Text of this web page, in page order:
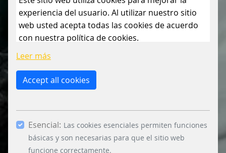
experiencia del usuario. Al utilizar nuestro sitio
web usted acepta todas las cookies de acuerdo
con nuestra política de cookies.
Leer más
Accept all cookies
Esencial: Las cookies esenciales permiten funciones
básicas y son necesarias para que el sitio web
funcione correctamente.